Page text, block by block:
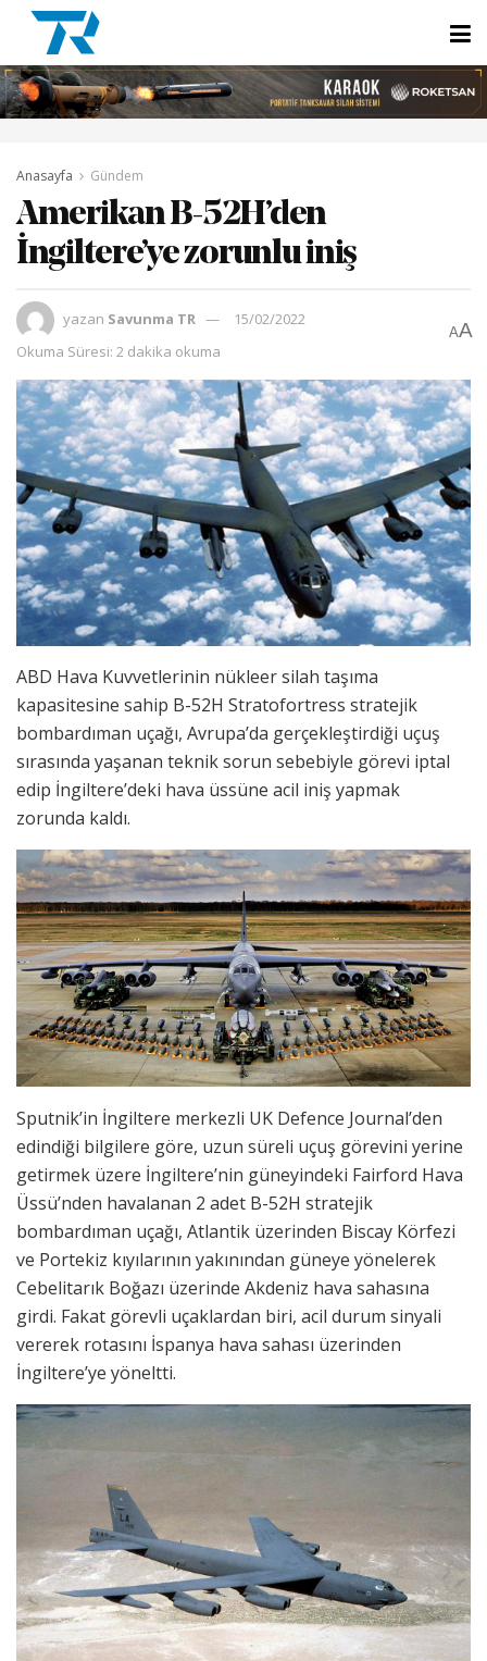
Anasayfa Gündem
Amerikan B-52H’den
İngiltere’ye zorunlu iniş
yazan Savunma TR
15/02/2022
Okuma Süresi: 2 dakika okuma
AA
ABD Hava Kuvvetlerinin nükleer silah taşıma
kapasitesine sahip B-52H Stratofortress stratejik
bombardıman uçağı, Avrupa’da gerçekleştirdiği uçuş
sırasında yaşanan teknik sorun sebebiyle görevi iptal
edip İngiltere’deki hava üssüne acil iniş yapmak
zorunda kaldı.
Sputnik’in İngiltere merkezli UK Defence Journal’den
edindiği bilgilere göre, uzun süreli uçuş görevini yerine
getirmek üzere İngiltere’nin güneyindeki Fairford Hava
Üssü’nden havalanan 2 adet B-52H stratejik
bombardıman uçağı, Atlantik üzerinden Biscay Körfezi
ve Portekiz kıyılarının yakınından güneye yönelerek
Cebelitarık Boğazı üzerinde Akdeniz hava sahasına
girdi. Fakat görevli uçaklardan biri, acil durum sinyali
vererek rotasını İspanya hava sahası üzerinden
İngiltere’ye yöneltti.